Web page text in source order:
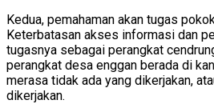
Kedua, pemahaman akan tugas
Keterbatasan akses informasi dan
tugasnya sebagai perangkat
perangkat desa enggan berada di
merasa tidak ada yang dikerjakan,
dikerjakan.